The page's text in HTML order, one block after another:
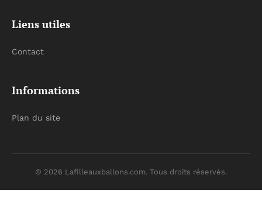
Liens utiles
Contact
Informations
Plan du site
© 2026 Lafilleauxballons.com. Tous droits réservés.